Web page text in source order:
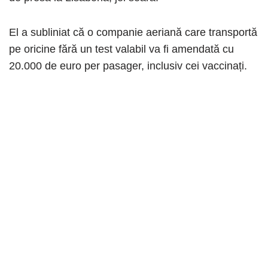
El a subliniat că o companie aeriană care transportă
pe oricine fără un test valabil va fi amendată cu
20.000 de euro per pasager, inclusiv cei vaccinați.